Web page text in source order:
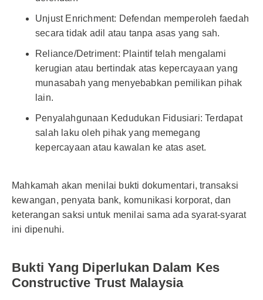
Unjust Enrichment: Defendan memperoleh faedah
secara tidak adil atau tanpa asas yang sah.
Reliance/Detriment: Plaintif telah mengalami
kerugian atau bertindak atas kepercayaan yang
munasabah yang menyebabkan pemilikan pihak
lain.
Penyalahgunaan Kedudukan Fidusiari: Terdapat
salah laku oleh pihak yang memegang
kepercayaan atau kawalan ke atas aset.
Mahkamah akan menilai bukti dokumentari, transaksi
kewangan, penyata bank, komunikasi korporat, dan
keterangan saksi untuk menilai sama ada syarat-syarat
ini dipenuhi.
Bukti Yang Diperlukan Dalam Kes
Constructive Trust Malaysia